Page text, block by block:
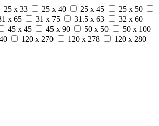
25 x 33 25 x 40 25 x 45
25 x 50
x 65 31 x 75 31.5 x 63
32 x 60
45 x 45 45 x 90 50 x 50
50 x 100
120 x 270 120 x 278
120 x 280